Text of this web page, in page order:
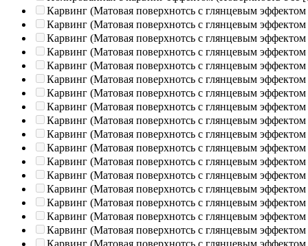
Карвинг (Матовая поверхнотсь с глянцевым эффектом
Карвинг (Матовая поверхнотсь с глянцевым эффектом
Карвинг (Матовая поверхнотсь с глянцевым эффектом
Карвинг (Матовая поверхнотсь с глянцевым эффектом
Карвинг (Матовая поверхнотсь с глянцевым эффектом
Карвинг (Матовая поверхнотсь с глянцевым эффектом
Карвинг (Матовая поверхнотсь с глянцевым эффектом
Карвинг (Матовая поверхнотсь с глянцевым эффектом
Карвинг (Матовая поверхнотсь с глянцевым эффектом
Карвинг (Матовая поверхнотсь с глянцевым эффектом
Карвинг (Матовая поверхнотсь с глянцевым эффектом
Карвинг (Матовая поверхнотсь с глянцевым эффектом
Карвинг (Матовая поверхнотсь с глянцевым эффектом
Карвинг (Матовая поверхнотсь с глянцевым эффектом
Карвинг (Матовая поверхнотсь с глянцевым эффектом
Карвинг (Матовая поверхнотсь с глянцевым эффектом
Карвинг (Матовая поверхнотсь с глянцевым эффектом